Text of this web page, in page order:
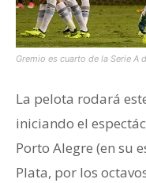
Gremio es cuarto de la Serie A
La pelota rodará
iniciando el
Porto Alegre (en su
Plata, por los